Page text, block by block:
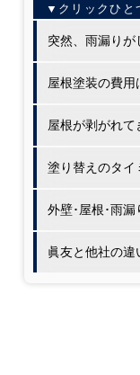
突然、雨漏りが
屋根塗装の費用
屋根が剥がれて
塗り替えのタイ
外壁･屋根･雨漏
眞友と他社の違